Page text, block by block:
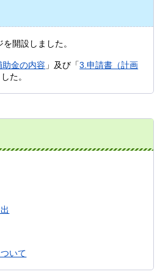
開設しました。
助金の内容 」及び「3.申請書（計画
た。
いて